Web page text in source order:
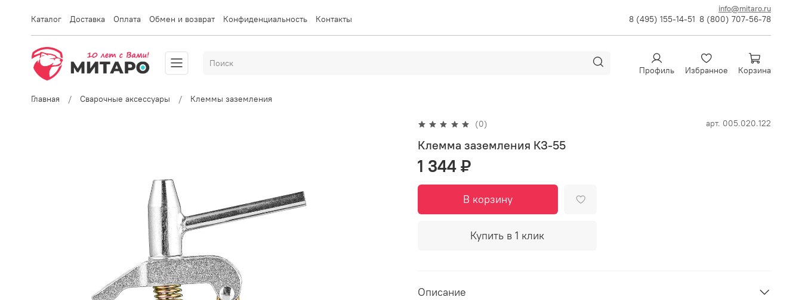
info@mitaro.ru
Каталог Доставка Оплата Обмен и возврат Конфиденциальность Контакты 8 (495) 155-14-51 8 (800) 707-56-78
Профиль Избранное Корзина
Главная Сварочные аксессуары Клеммы заземления
(0) арт. 005.020.122
Клемма заземления КЗ-55
1 344 ₽
В корзину
Купить в 1 клик
Описание